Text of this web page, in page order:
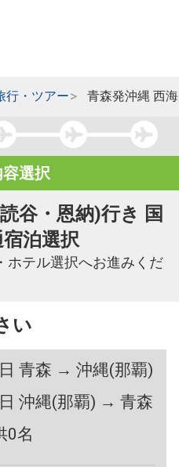
行・ツアー 青森発沖縄 西
選択
谷・恩納)行き 国
泊選択
ホテル選択へお進みくだ
い
青森 → 沖縄(那覇)
沖縄(那覇) → 青森
0名